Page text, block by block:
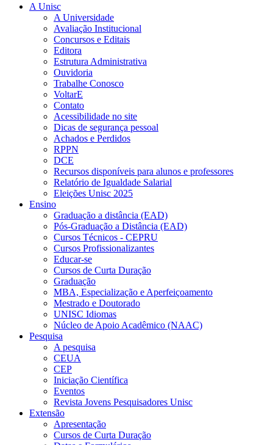
A Unisc
A Universidade
Avaliação Institucional
Concursos e Editais
Editora
Estrutura Administrativa
Ouvidoria
Trabalhe Conosco
VoltarE
Contato
Acessibilidade no site
Dicas de segurança pessoal
Achados e Perdidos
RPPN
DCE
Recursos disponíveis para alunos e professores
Relatório de Igualdade Salarial
Eleições Unisc 2025
Ensino
Graduação a distância (EAD)
Pós-Graduação a Distância (EAD)
Cursos Técnicos - CEPRU
Cursos Profissionalizantes
Educar-se
Cursos de Curta Duração
Graduação
MBA, Especialização e Aperfeiçoamento
Mestrado e Doutorado
UNISC Idiomas
Núcleo de Apoio Acadêmico (NAAC)
Pesquisa
A pesquisa
CEUA
CEP
Iniciação Científica
Eventos
Revista Jovens Pesquisadores Unisc
Extensão
Apresentação
Cursos de Curta Duração